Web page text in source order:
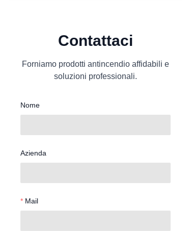
Contattaci
Forniamo prodotti antincendio affidabili e
soluzioni professionali.
Nome
Azienda
Mail